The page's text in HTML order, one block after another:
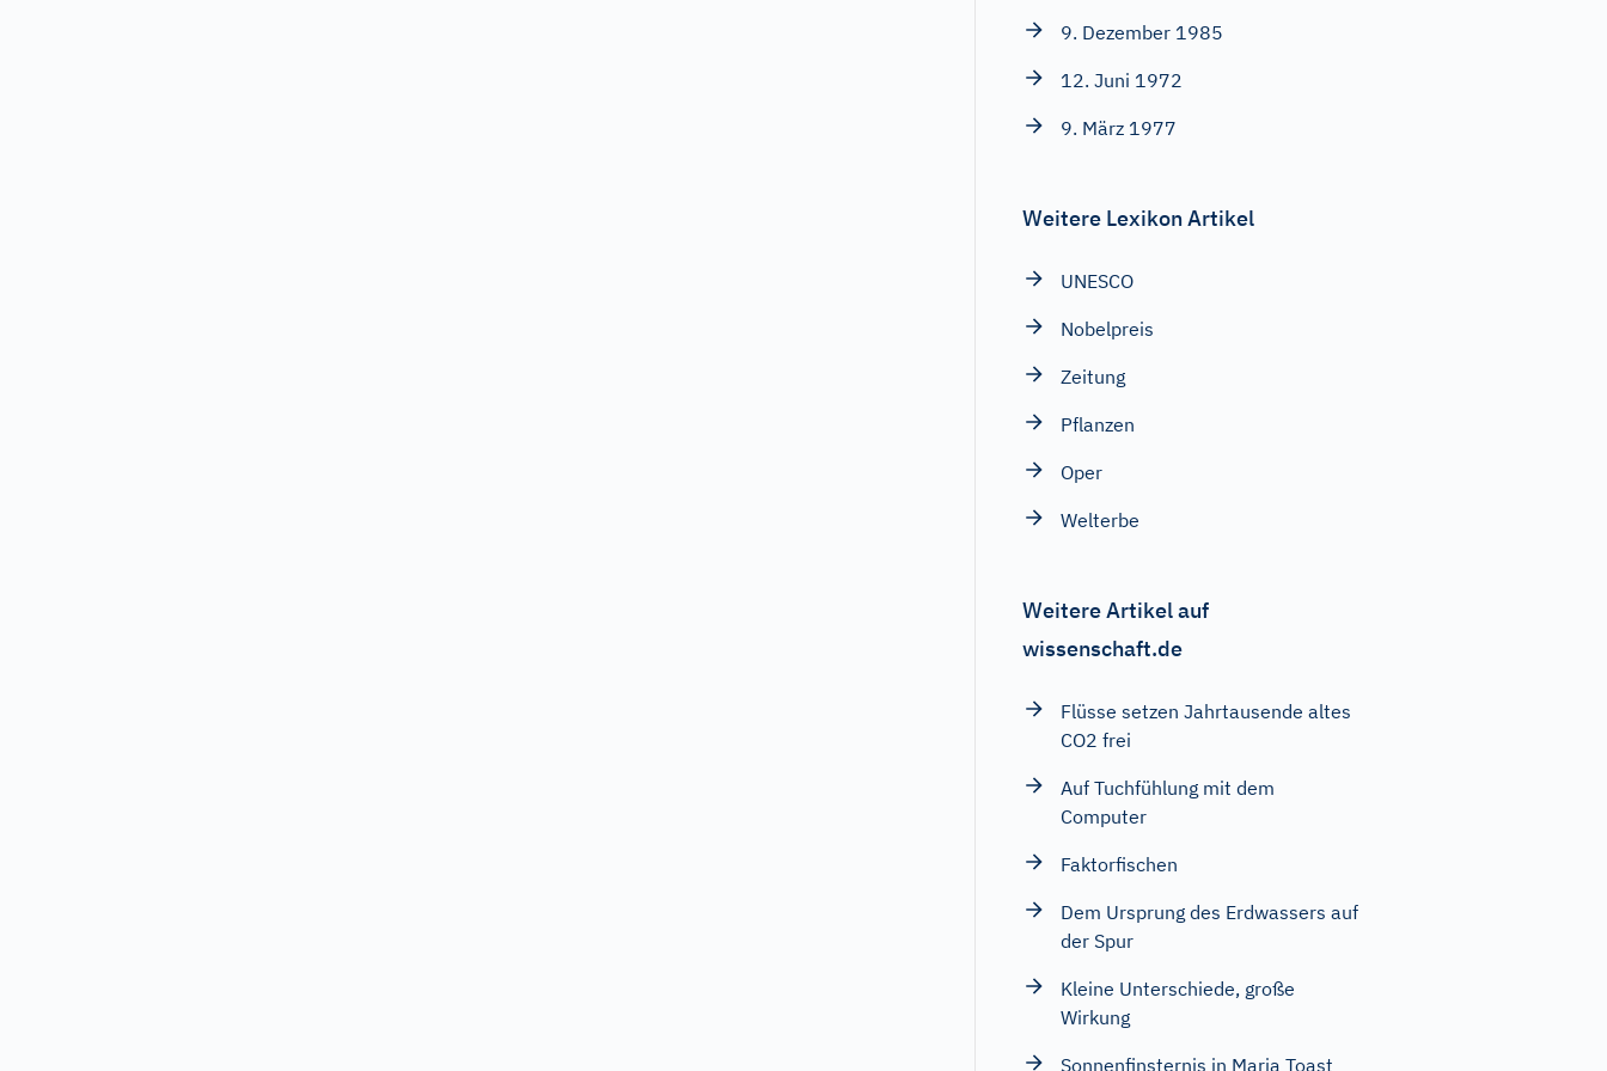
9. Dezember 1985
12. Juni 1972
9. März 1977
Weitere Lexikon Artikel
UNESCO
Nobelpreis
Zeitung
Pflanzen
Oper
Welterbe
Weitere Artikel auf
wissenschaft.de
Flüsse setzen Jahrtausende altes
CO2 frei
Auf Tuchfühlung mit dem
Computer
Faktorfischen
Dem Ursprung des Erdwassers auf
der Spur
Kleine Unterschiede, große
Wirkung
Sonnenfinsternis in Maria Toast